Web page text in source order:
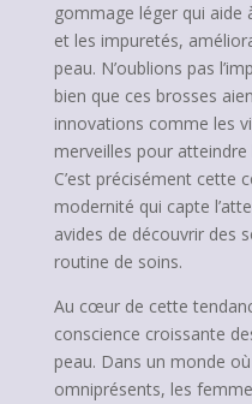
gommage léger qui aide
et les impuretés,
peau. N’oublions pas
bien que ces brosses
innovations comme les
merveilles pour
C’est précisément cette
modernité qui capte
avides de découvrir des
routine de soins.
Au cœur de cette
conscience croissante
peau. Dans un monde
omniprésents, les